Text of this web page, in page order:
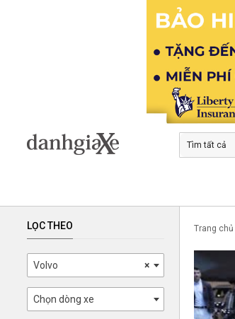
Tìm tất cả
LỌC THEO
×
Volvo
Chọn dòng xe
Trang chủ